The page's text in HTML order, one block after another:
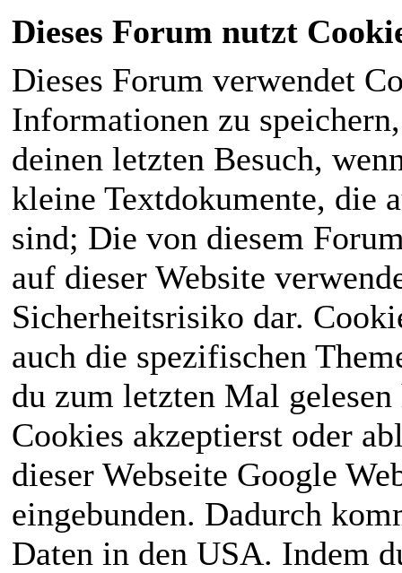
Dieses Forum nutzt
Dieses Forum verwendet
Informationen zu
deinen letzten Besuch,
kleine Textdokumente, die
sind; Die von diesem
auf dieser Website
Sicherheitsrisiko dar.
auch die spezifischen
du zum letzten Mal
Cookies akzeptierst oder
dieser Webseite Google
eingebunden. Dadurch
Daten in den USA. Indem